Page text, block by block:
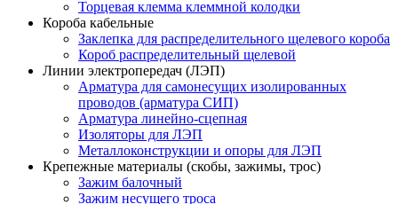
Торцевая клемма клеммной колодки
Короба кабельные
Заклепка для распределительного щелевого короба
Короб распределительный щелевой
Линии электропередач (ЛЭП)
Арматура для самонесущих изолированных
проводов (арматура СИП)
Арматура линейно-сцепная
Изоляторы для ЛЭП
Металлоконструкции и опоры для ЛЭП
Крепежные материалы (скобы, зажимы, трос)
Зажим балочный
Зажим несущего троса